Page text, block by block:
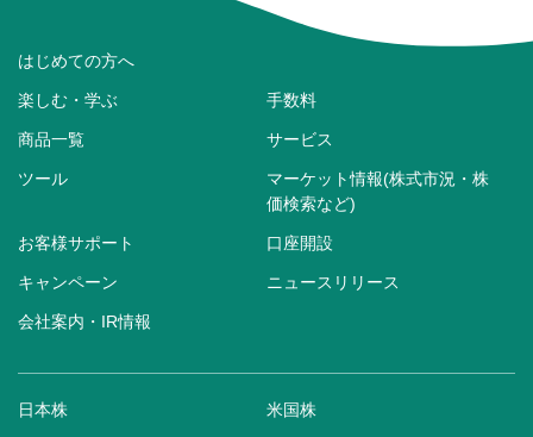
はじめての方へ
楽しむ・学ぶ 手数料
商品一覧 サービス
ツール
マーケット情報(株式市況・株
価検索など)
お客様サポート 口座開設
キャンペーン ニュースリリース
会社案内・IR情報
日本株 米国株